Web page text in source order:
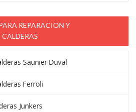
REPARACION Y
Saunier Duval
Ferroli
Junkers